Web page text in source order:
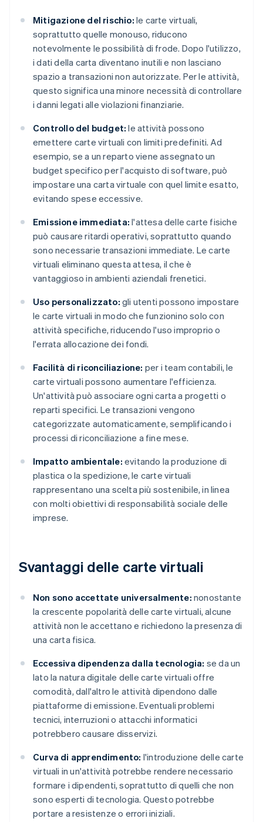
Mitigazione del rischio: le carte virtuali,
soprattutto quelle monouso, riducono
notevolmente le possibilità di frode. Dopo l'utilizzo,
i dati della carta diventano inutili e non lasciano
spazio a transazioni non autorizzate. Per le attività,
questo significa una minore necessità di controllare
i danni legati alle violazioni finanziarie.
Controllo del budget: le attività possono
emettere carte virtuali con limiti predefiniti. Ad
esempio, se a un reparto viene assegnato un
budget specifico per l'acquisto di software, può
impostare una carta virtuale con quel limite esatto,
evitando spese eccessive.
Emissione immediata: l'attesa delle carte fisiche
può causare ritardi operativi, soprattutto quando
sono necessarie transazioni immediate. Le carte
virtuali eliminano questa attesa, il che è
vantaggioso in ambienti aziendali frenetici.
Uso personalizzato: gli utenti possono impostare
le carte virtuali in modo che funzionino solo con
attività specifiche, riducendo l'uso improprio o
l'errata allocazione dei fondi.
Facilità di riconciliazione: per i team contabili, le
carte virtuali possono aumentare l'efficienza.
Un'attività può associare ogni carta a progetti o
reparti specifici. Le transazioni vengono
categorizzate automaticamente, semplificando i
processi di riconciliazione a fine mese.
Impatto ambientale: evitando la produzione di
plastica o la spedizione, le carte virtuali
rappresentano una scelta più sostenibile, in linea
con molti obiettivi di responsabilità sociale delle
imprese.
Svantaggi delle carte virtuali
Non sono accettate universalmente: nonostante
la crescente popolarità delle carte virtuali, alcune
attività non le accettano e richiedono la presenza di
una carta fisica.
Eccessiva dipendenza dalla tecnologia: se da un
lato la natura digitale delle carte virtuali offre
comodità, dall'altro le attività dipendono dalle
piattaforme di emissione. Eventuali problemi
tecnici, interruzioni o attacchi informatici
potrebbero causare disservizi.
Curva di apprendimento: l'introduzione delle carte
virtuali in un'attività potrebbe rendere necessario
formare i dipendenti, soprattutto di quelli che non
sono esperti di tecnologia. Questo potrebbe
portare a resistenze o errori iniziali.